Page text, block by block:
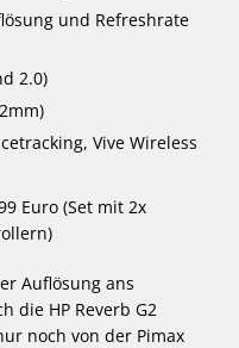
und Refreshrate
2.0)
Vive Wireless
Euro (Set mit 2x
Auflösung ans
die HP Reverb G2
noch von der Pimax